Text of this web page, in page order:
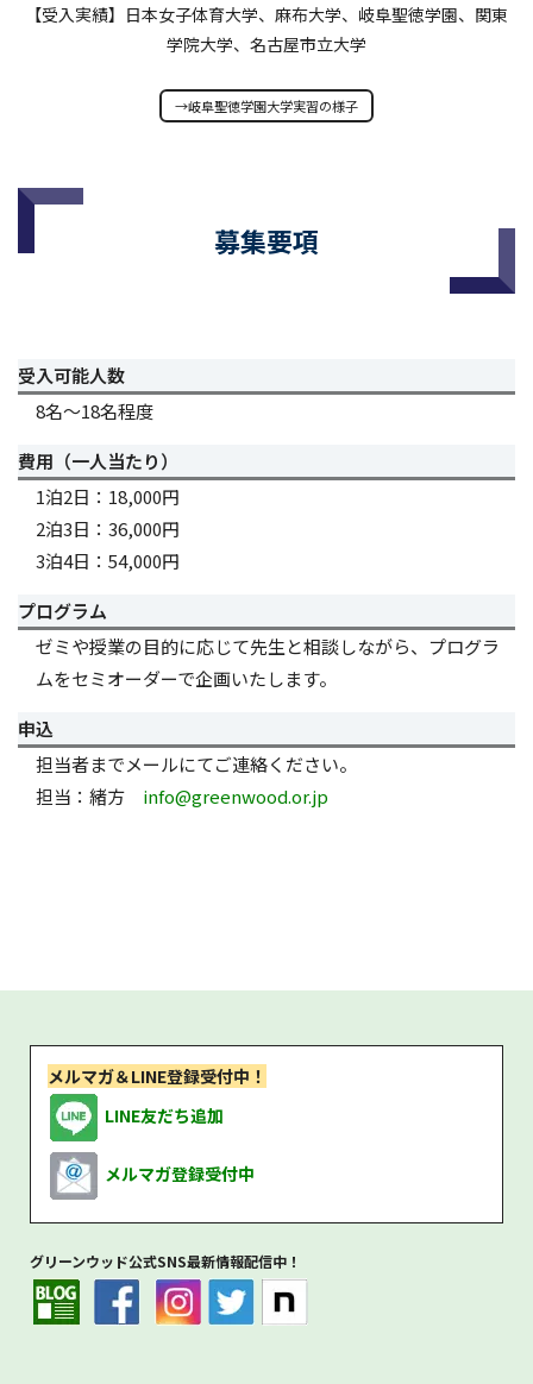
【受入実績】日本女子体育大学、麻布大学、岐阜聖徳学園、関東
学院大学、名古屋市立大学
→岐阜聖徳学園大学実習の様子
募集要項
受入可能人数
8名～18名程度
費用（一人当たり）
1泊2日：18,000円
2泊3日：36,000円
3泊4日：54,000円
プログラム
ゼミや授業の目的に応じて先生と相談しながら、プログラ
ムをセミオーダーで企画いたします。
申込
担当者までメールにてご連絡ください。
担当：緒方 info@greenwood.or.jp
メルマガ＆LINE登録受付中！
LINE友だち追加
メルマガ登録受付中
グリーンウッド公式SNS最新情報配信中！